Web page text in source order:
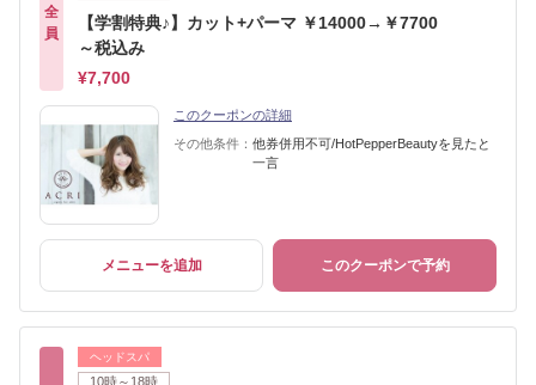
全
員
【学割特典♪】カット+パーマ ￥14000→￥7700
～税込み
¥7,700
このクーポンの詳細
その他条件： 他券併用不可/HotPepperBeautyを見たと
一言
メニューを追加 このクーポンで予約
ヘッドスパ
10時～18時